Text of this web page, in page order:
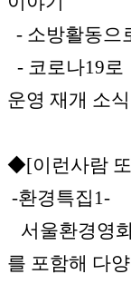
- 소방활동으
- 코로나19로
운영 재개 소식
◆[이런사람
-환경특집1-
서울환경영
를 포함해 다